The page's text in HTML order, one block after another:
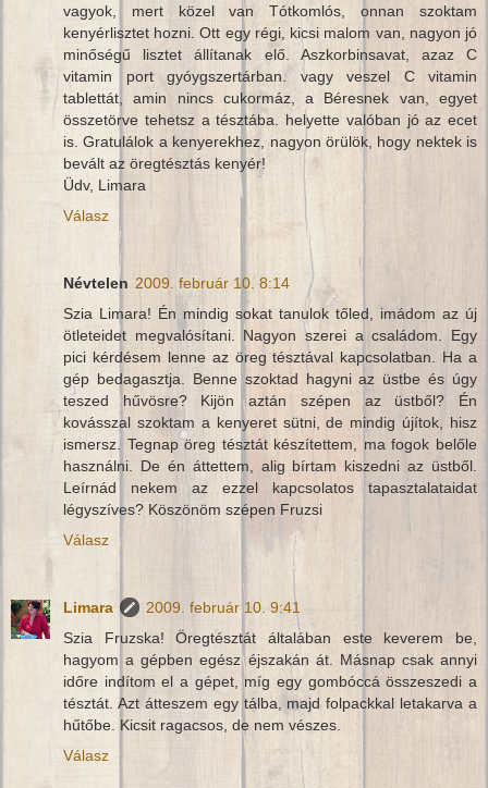
vagyok, mert közel van Tótkomlós, onnan szoktam
kenyérlisztet hozni. Ott egy régi, kicsi malom van, nagyon jó
minőségű lisztet állítanak elő. Aszkorbinsavat, azaz C
vitamin port gyóygszertárban. vagy veszel C vitamin
tablettát, amin nincs cukormáz, a Béresnek van, egyet
összetörve tehetsz a tésztába. helyette valóban jó az ecet
is. Gratulálok a kenyerekhez, nagyon örülök, hogy nektek is
bevált az öregtésztás kenyér!
Üdv, Limara
Válasz
Névtelen 2009. február 10. 8:14
Szia Limara! Én mindig sokat tanulok tőled, imádom az új
ötleteidet megvalósítani. Nagyon szerei a családom. Egy
pici kérdésem lenne az öreg tésztával kapcsolatban. Ha a
gép bedagasztja. Benne szoktad hagyni az üstbe és úgy
teszed hűvösre? Kijön aztán szépen az üstből? Én
kovásszal szoktam a kenyeret sütni, de mindig újítok, hisz
ismersz. Tegnap öreg tésztát készítettem, ma fogok belőle
használni. De én áttettem, alig bírtam kiszedni az üstből.
Leírnád nekem az ezzel kapcsolatos tapasztalataidat
légyszíves? Köszönöm szépen Fruzsi
Válasz
Limara
2009. február 10. 9:41
Szia Fruzska! Öregtésztát általában este keverem be,
hagyom a gépben egész éjszakán át. Másnap csak annyi
időre indítom el a gépet, míg egy gombóccá összeszedi a
tésztát. Azt átteszem egy tálba, majd folpackkal letakarva a
hűtőbe. Kicsit ragacsos, de nem vészes.
Válasz